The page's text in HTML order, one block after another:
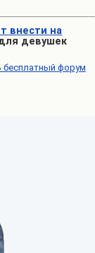
внести на
девушек
бесплатный форум